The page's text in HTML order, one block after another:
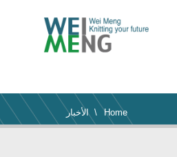
Home \ الأخبار